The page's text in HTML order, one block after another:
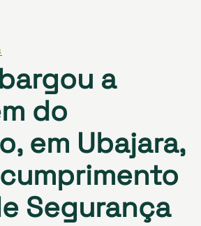
a
do
em Ubajara,
Segurança